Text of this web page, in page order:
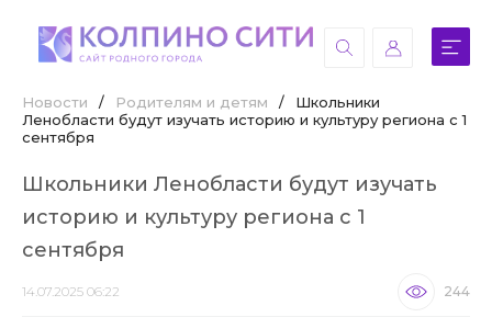
Новости / Родителям и детям /
Школьники
Ленобласти будут изучать историю и культуру региона с 1
сентября
Школьники Ленобласти будут изучать
историю и культуру региона с 1
сентября
14.07.2025 06:22 244